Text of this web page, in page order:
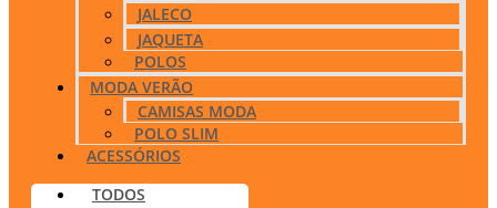
JALECO
JAQUETA
POLOS
MODA VERÃO
CAMISAS MODA
POLO SLIM
ACESSÓRIOS
TODOS